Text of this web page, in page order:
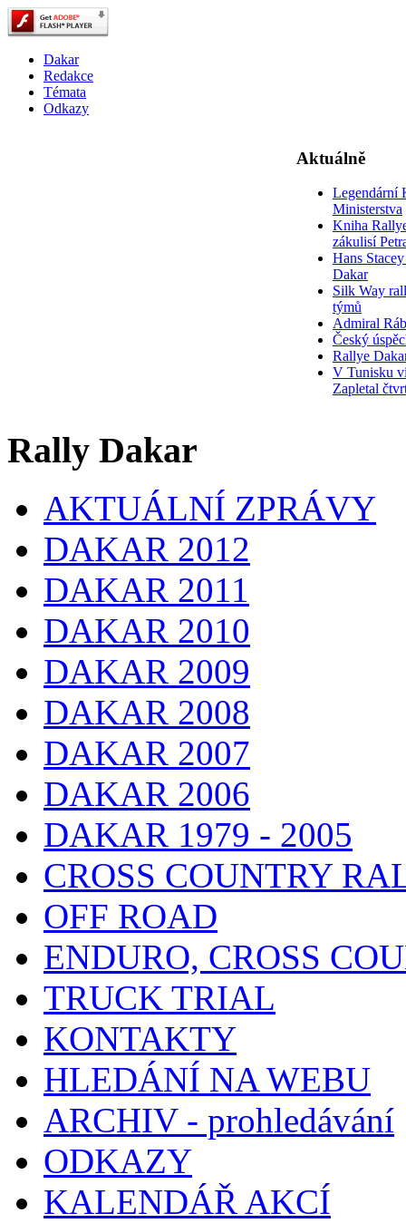
Dakar
Redakce
Témata
Odkazy
Aktuálně
Legendární
Ministerstva
Kniha
zákulisí
Hans
Dakar
Silk Way
týmů
Admiral
Český
Rallye
V Tunisku
Zapletal
Rally Dakar
AKTUÁLNÍ ZPRÁVY
DAKAR 2012
DAKAR 2011
DAKAR 2010
DAKAR 2009
DAKAR 2008
DAKAR 2007
DAKAR 2006
DAKAR 1979 - 2005
CROSS COUNTRY
OFF ROAD
ENDURO, CROSS
TRUCK TRIAL
KONTAKTY
HLEDÁNÍ NA WEBU
ARCHIV - prohledávání
ODKAZY
KALENDÁŘ AKCÍ